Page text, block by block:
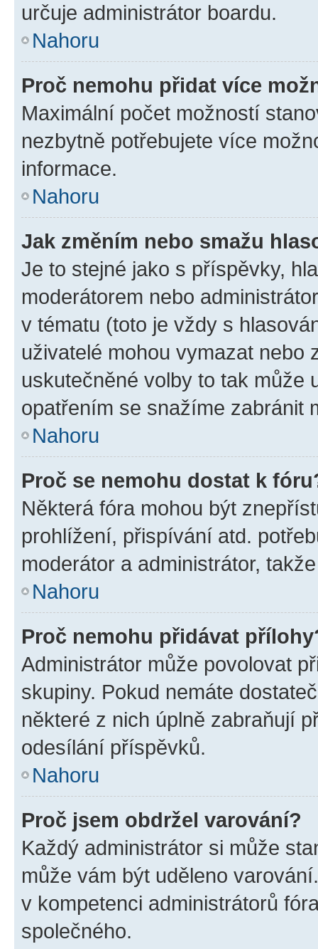
určuje administrátor boardu.
Nahoru
Proč nemohu přidat více
Maximální počet možností
nezbytně potřebujete více
informace.
Nahoru
Jak změním nebo smažu
Je to stejné jako s příspěvky,
moderátorem nebo
v tématu (toto je vždy s
uživatelé mohou vymazat nebo
uskutečněné volby to tak může
opatřením se snažíme zabránit
Nahoru
Proč se nemohu dostat k
Některá fóra mohou být
prohlížení, přispívání atd.
moderátor a administrátor,
Nahoru
Proč nemohu přidávat
Administrátor může povolovat
skupiny. Pokud nemáte
některé z nich úplně zabraňují
odesílání příspěvků.
Nahoru
Proč jsem obdržel varování?
Každý administrátor si může
může vám být uděleno
v kompetenci administrátorů
společného.